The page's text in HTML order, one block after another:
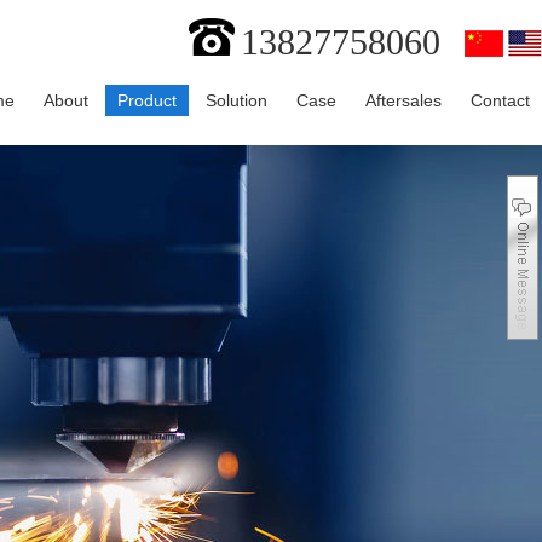
13827758060
About Product Solution Case Aftersales Contact